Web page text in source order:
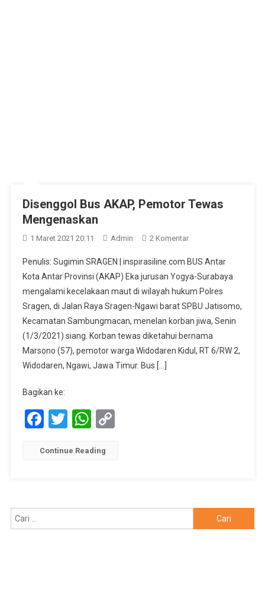
Disenggol Bus AKAP, Pemotor Tewas
Mengenaskan
1 Maret 2021 20:11 Admin 2 KomentarPada
Bus
AKAP,
Pemotor
Tewas
Mengenaskan
Penulis: Sugimin SRAGEN | inspirasiline.com BUS Antar
Kota Antar Provinsi (AKAP) Eka jurusan Yogya-Surabaya
mengalami kecelakaan maut di wilayah hukum Polres
Sragen, di Jalan Raya Sragen-Ngawi barat SPBU Jatisomo,
Kecamatan Sambungmacan, menelan korban jiwa, Senin
(1/3/2021) siang. Korban tewas diketahui bernama
Marsono (57), pemotor warga Widodaren Kidul, RT 6/RW 2,
Widodaren, Ngawi, Jawa Timur. Bus […]
Bagikan ke:
Facebook
TwitterWhatsApp
Copy
Continue Reading
untuk: